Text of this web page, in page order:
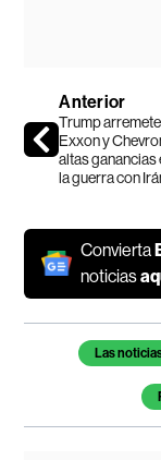
Anterior
Trump
Exxon y
altas ganancias
la guerra con
Convierta
noticias
Temas de
Las